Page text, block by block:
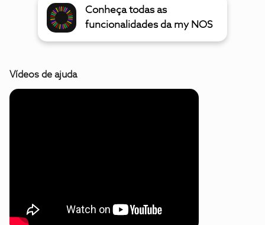
Conheça todas as
funcionalidades da my NOS
Vídeos de ajuda